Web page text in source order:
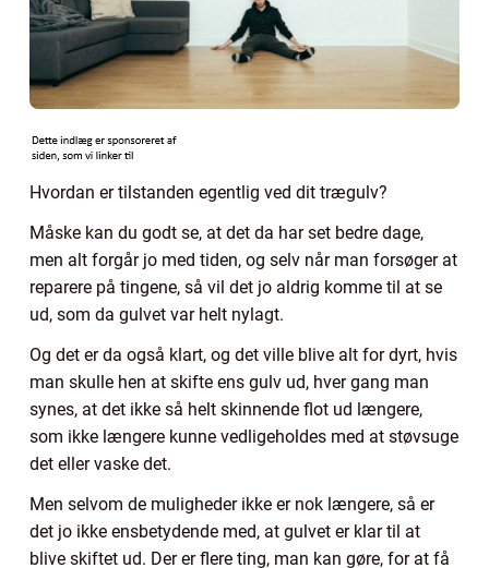
Hvordan er tilstanden egentlig ved dit trægulv?
Måske kan du godt se, at det da har set bedre dage,
men alt forgår jo med tiden, og selv når man forsøger at
reparere på tingene, så vil det jo aldrig komme til at se
ud, som da gulvet var helt nylagt.
Og det er da også klart, og det ville blive alt for dyrt, hvis
man skulle hen at skifte ens gulv ud, hver gang man
synes, at det ikke så helt skinnende flot ud længere,
som ikke længere kunne vedligeholdes med at støvsuge
det eller vaske det.
Men selvom de muligheder ikke er nok længere, så er
det jo ikke ensbetydende med, at gulvet er klar til at
blive skiftet ud. Der er flere ting, man kan gøre, for at få